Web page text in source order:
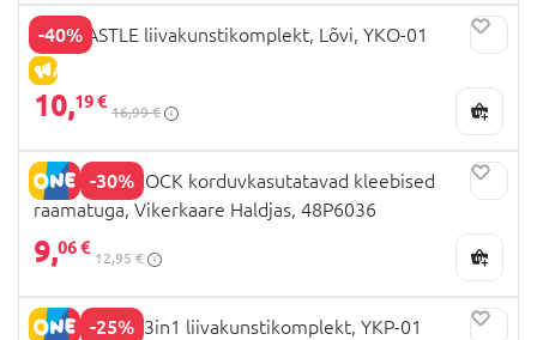
-40%
ALLAHINDLUS
RED CASTLE liivakunstikomplekt, Lõvi, YKO-01
10,19 €
16,99 €
-30%
FLOSS AND ROCK korduvkasutatavad kleebised
raamatuga, Vikerkaare Haldjas, 48P6036
9,06 €
12,95 €
-25%
RED CASTLE 3in1 liivakunstikomplekt, YKP-01